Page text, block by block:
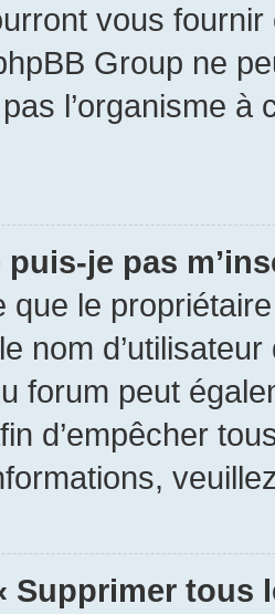
vous
Group ne
l’organisme
je pas
que le
nom
forum peut
d’empêcher
Supprimer tous